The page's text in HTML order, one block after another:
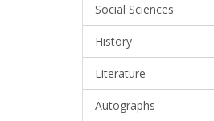
Social Sciences
History
Literature
Autographs